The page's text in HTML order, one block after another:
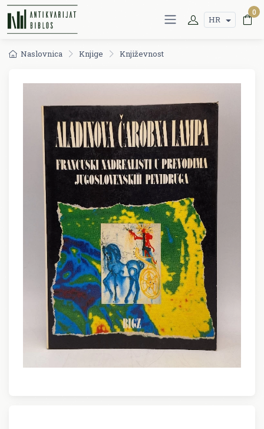
HR
0
Naslovnica Knjige Književnost